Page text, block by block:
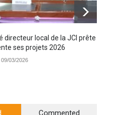
directeur local de la JCI prête
ses projets 2026
09/03/2026
Commented